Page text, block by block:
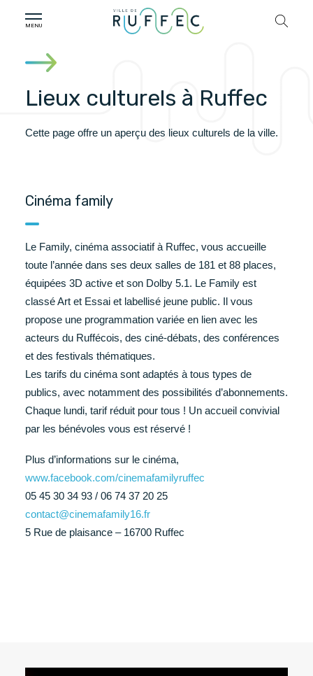
Lieux culturels à Ruffec
Cette page offre un aperçu des lieux culturels de la ville.
Cinéma family
Le Family, cinéma associatif à Ruffec, vous accueille
toute l’année dans ses deux salles de 181 et 88 places,
équipées 3D active et son Dolby 5.1. Le Family est
classé Art et Essai et labellisé jeune public. Il vous
propose une programmation variée en lien avec les
acteurs du Ruffécois, des ciné-débats, des conférences
et des festivals thématiques.
Les tarifs du cinéma sont adaptés à tous types de
publics, avec notamment des possibilités d’abonnements.
Chaque lundi, tarif réduit pour tous ! Un accueil convivial
par les bénévoles vous est réservé !
Plus d’informations sur le cinéma,
www.facebook.com/cinemafamilyruffec
05 45 30 34 93 / 06 74 37 20 25
contact@cinemafamily16.fr
5 Rue de plaisance – 16700 Ruffec